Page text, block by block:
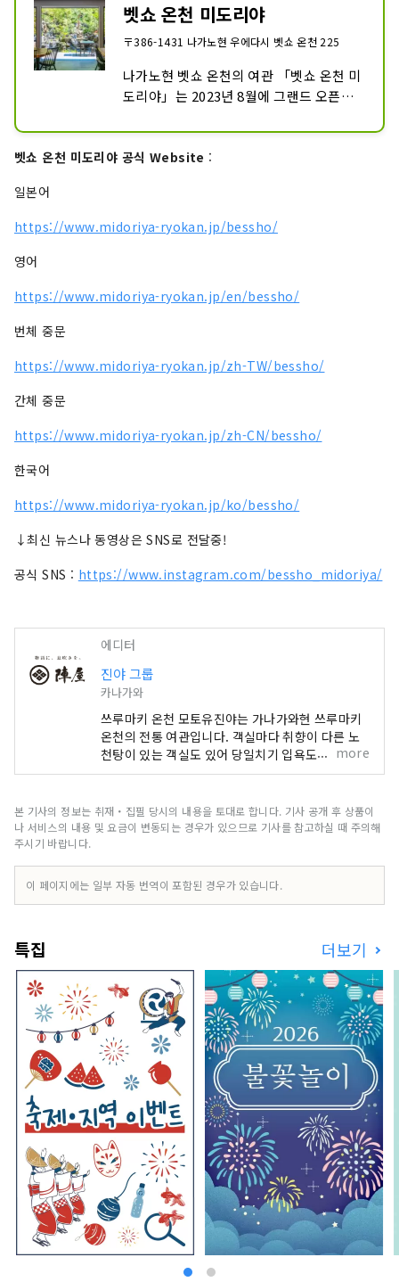
벳쇼 온천 미도리야
〒386-1431 나가노현 우에다시 벳쇼 온천 225
나가노현 벳쇼 온천의 여관 「벳쇼 온천 미
도리야」는 2023년 8월에 그랜드 오픈했
카즈유키 프로듀스. 이시하라 카즈유키가
영국 첼시 플라워 쇼에서 금상을 획득한 정
원천을 흘려 전세 전용 욕실. 트윈룸부터
글램핑룸까지 다채로운 객실입니다. 요리
의 "편안 시간". 가족이나 동료와 방문하는
벳쇼 온천 미도리야 공식 Website :
일본어
https://www.midoriya-ryokan.jp/bessho/
영어
https://www.midoriya-ryokan.jp/en/bessho/
번체 중문
https://www.midoriya-ryokan.jp/zh-TW/bessho/
간체 중문
https://www.midoriya-ryokan.jp/zh-CN/bessho/
한국어
https://www.midoriya-ryokan.jp/ko/bessho/
↓최신 뉴스나 동영상은 SNS로 전달중!
공식 SNS : https://www.instagram.com/bessho_midoriya/
에디터
진야 그룹
카나가와
쓰루마키 온천 모토유진야는 가나가와현 쓰루마키
온천의 전통 여관입니다. 객실마다 취향이 다른 노
천탕이 있는 객실도 있어 당일치기 입욕도 즐길 수
있습니다. 도쿄 하코네의 중간지인 쓰루마키 온천역
개하는 브랜드 「미도리야」는, 세계적 정원 디자
이너 이시하라 카즈유키씨와 콜라보레이션한 료칸,
야 효고현 북부 다지마 지방 유무라 온천에 있는 여
관 「유무라 온천 미도리야」는 세계적 정원 디자이
너 이시하라 와코 프로듀스. 전세 정원이있는 노천
공간입니다. 2023년 7월에 미키하우스 총연 “웰컴
베이비의 숙소” 인정. 아기・아이 동반도 안심하고
편히 쉬실 수 있습니다. 공식HP：
https://www.midoriya-ryokan.jp/yumura/
효고현 미카타군 신온천초탕 1326 ・베쓰쇼 온천
미도리야 나가노현 우에다시 벳쇼 온천에 2023년
8월 그랜드 오픈. 세계적 정원 디자이너 이시하라
카즈유키씨 감수. 이시하라 씨가 영국 첼시 플라워
쇼에서 금메달을 수상한 정원을 재현. 사계절의 정
원 풍경을 즐길 수 있는, 내탕과 노천탕이 세트가 된
3개의 전세 전용 목욕탕은 원천에 걸쳐서 즐길 수 있
습니다. 저녁 식사는 계절 회석을 준비. 초록에 둘러
싸인 공간에서 보내는 극상의 "편안 시간". 가족이
나 동료와 방문하는 것은 물론, 혼자 여행에도 추천
입니다. 공식 HP：https://www.midoriya-
ryokan.jp/bessho/ 나가노현 우에다시 벳쇼 온
천 225 진야 그룹에서는 일본 전국의 여관의 경영
개혁과 지방 창생에 공헌하는 사업을 폭넓게 전개하
고 있습니다. ■진야 커넥트 사업 호텔, 여관용 클라
more
본 기사의 정보는 취재・집필 당시의 내용을 토대로 합니다. 기사 공개 후 상품이
나 서비스의 내용 및 요금이 변동되는 경우가 있으므로 기사를 참고하실 때 주의해
주시기 바랍니다.
이 페이지에는 일부 자동 번역이 포함된 경우가 있습니다.
특집 더보기